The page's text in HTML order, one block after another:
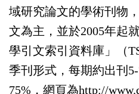
域研究論文的學術刊物
文為主，並於2005年起
學引文索引資料庫」（
季刊形式，每期約出刊
75%，網頁為http://